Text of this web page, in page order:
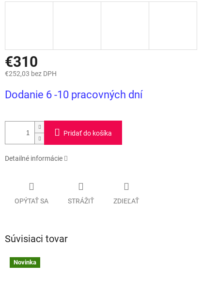
€310
€252,03 bez DPH
cena:
Dodanie 6 -10 pracovných dní
Pridať do košíka
Detailné informácie
OPÝTAŤ SA STRÁŽIŤ ZDIEĽAŤ
Súvisiaci tovar
Novinka